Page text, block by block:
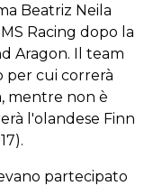
Beatriz Neila
Racing dopo la
Aragon. Il team
per cui correrà
mentre non è
l'olandese Finn
partecipato